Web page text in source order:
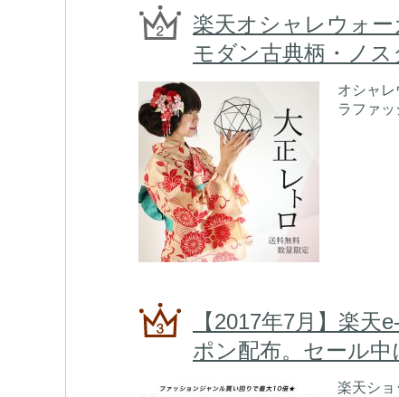
楽天オシャレウォー
モダン古典柄・ノス
オシャ
ラファ
【2017年7月】楽
ポン配布。セール中
楽天ショ